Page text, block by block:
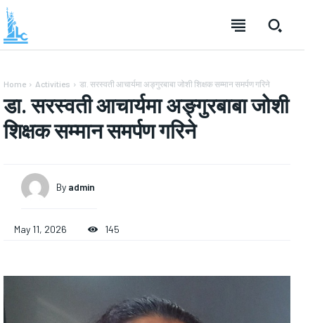
Home Activities डा. सरस्वती आचार्यमा अङ्गुरबाबा जोशी शिक्षक सम्मान समर्पण गरिने
डा. सरस्वती आचार्यमा अङ्गुरबाबा जोशी
शिक्षक सम्मान समर्पण गरिने
By admin
May 11, 2026 145